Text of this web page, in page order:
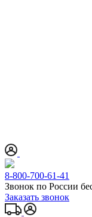
8-800-700-61-41
Звонок по России
Заказать звонок